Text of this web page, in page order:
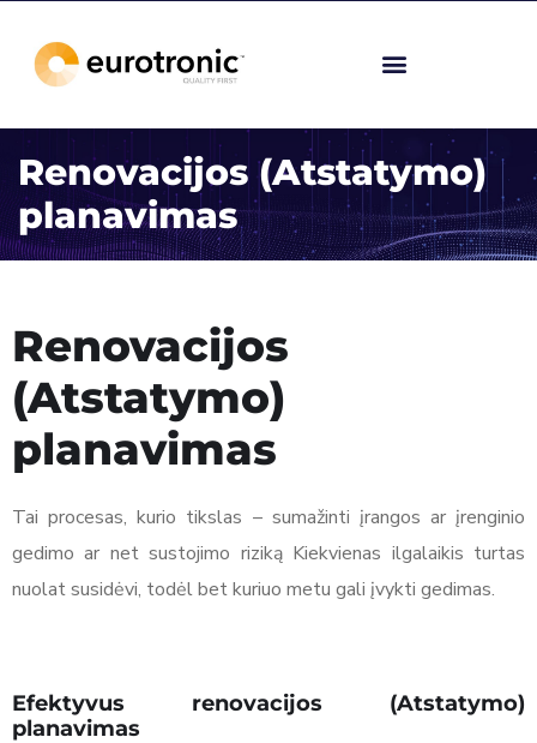
Renovacijos (Atstatymo)
planavimas
Renovacijos
(Atstatymo)
planavimas
Tai procesas, kurio tikslas – sumažinti įrangos ar įrenginio
gedimo ar net sustojimo riziką Kiekvienas ilgalaikis turtas
nuolat susidėvi, todėl bet kuriuo metu gali įvykti gedimas.
Efektyvus renovacijos (Atstatymo)
planavimas